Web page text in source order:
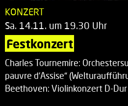
KONZERT
Sa. 14.11. um 19.30 Uhr
Festkonzert
Charles Tournemire:
pauvre d’Assise“
Beethoven: Violinkonzert D-